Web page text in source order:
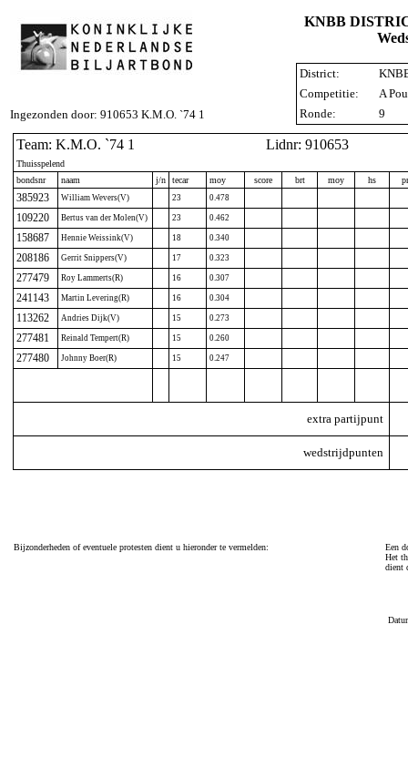
Ingezonden door: 910653 K.M.O. `74 1
KNBB
District:
Competitie:
A
Ronde:
9
Team: K.M.O. `74 1 Lidnr: 910653
Thuisspelend
bondsnr
naam j/n tecar moy score brt moy hs
385923 William Wevers(V) 23 0.478
109220 Bertus van der Molen(V) 23 0.462
158687 Hennie Weissink(V) 18 0.340
208186 Gerrit Snippers(V) 17 0.323
277479 Roy Lammerts(R) 16 0.307
241143 Martin Levering(R) 16 0.304
113262 Andries Dijk(V) 15 0.273
277481 Reinald Tempert(R) 15 0.260
277480 Johnny Boer(R) 15 0.247
extra partijpunt
wedstrijdpunten
Bijzonderheden of eventuele protesten dient u hieronder te vermelden:
Een
Het
dient